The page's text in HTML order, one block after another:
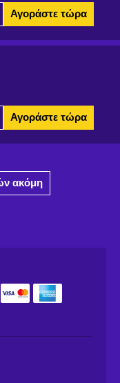
Αγοράστε τώρα
Αγοράστε τώρα
ακόμη